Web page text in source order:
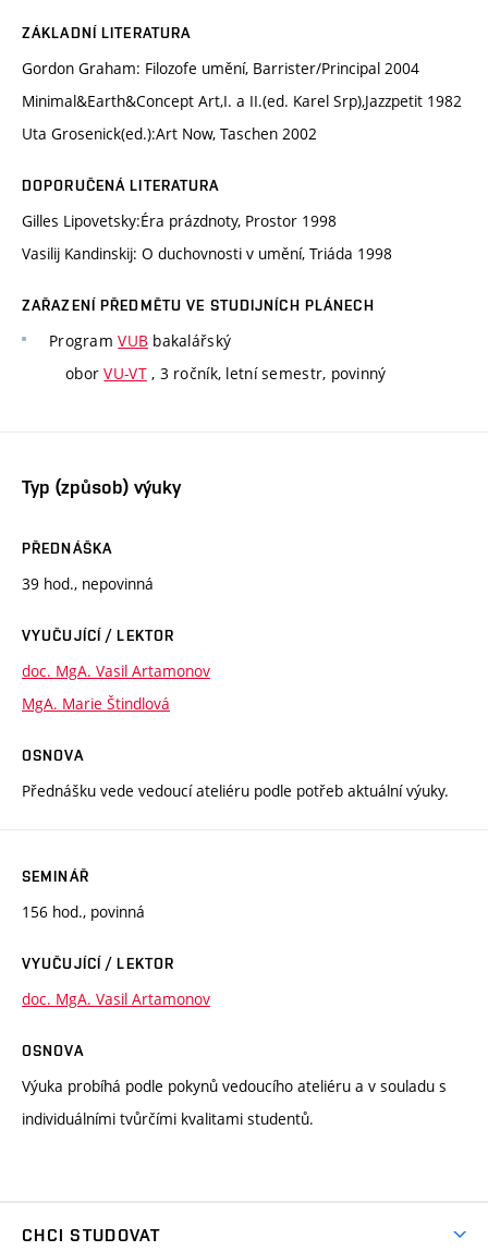
ZÁKLADNÍ LITERATURA
Gordon Graham: Filozofe umění, Barrister/Principal 2004
Minimal&Earth&Concept Art,I. a II.(ed. Karel Srp),Jazzpetit 1982
Uta Grosenick(ed.):Art Now, Taschen 2002
DOPORUČENÁ LITERATURA
Gilles Lipovetsky:Éra prázdnoty, Prostor 1998
Vasilij Kandinskij: O duchovnosti v umění, Triáda 1998
ZAŘAZENÍ PŘEDMĚTU VE STUDIJNÍCH PLÁNECH
ProgramVUB bakalářský
oborVU-VT, 3 ročník, letní semestr, povinný
Typ (způsob) výuky
PŘEDNÁŠKA
39 hod., nepovinná
VYUČUJÍCÍ / LEKTOR
doc. MgA. Vasil Artamonov
MgA. Marie Štindlová
OSNOVA
Přednášku vede vedoucí ateliéru podle potřeb aktuální výuky.
SEMINÁŘ
156 hod., povinná
VYUČUJÍCÍ / LEKTOR
doc. MgA. Vasil Artamonov
OSNOVA
Výuka probíhá podle pokynů vedoucího ateliéru a v souladu s
individuálními tvůrčími kvalitami studentů.
CHCI STUDOVAT